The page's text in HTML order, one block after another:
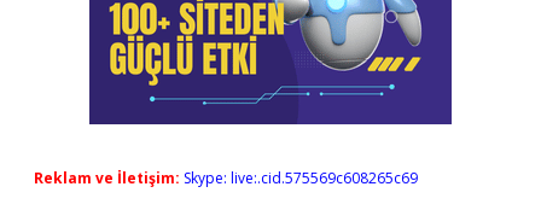
Reklam ve İletişim: Skype: live:.cid.575569c608265c69